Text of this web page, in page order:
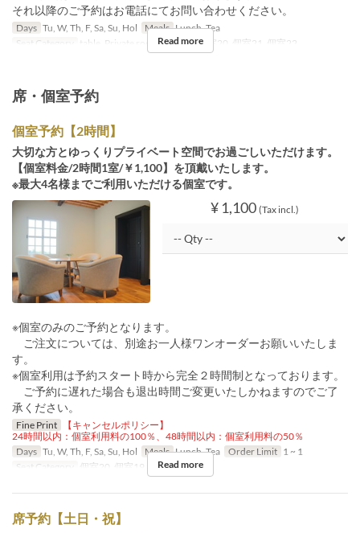
それ以降のご予約はお電話にてお問い合わせください。
Days Tu, W, Th, F, Sa, Su, Hol Meals Lunch, Tea
Seat Category
table, Private room, 個室19, 個室20, 個室21, 個室22
Read more
席・個室予約
個室予約【2時間】
大切な方とゆっくりプライベート空間でお過ごしいただけます。
【個室料金/2時間1室/￥1,100】を頂戴いたします。
※最大4名様までご利用いただける個室です。
¥ 1,100 (Tax incl.)
※個室のみのご予約となります。
ご注文については、別途お一人様ワンオーダーお願いいたしま
す。
※個室利用は予約スタート時から完全２時間制となっております。
ご予約に遅れた場合も退出時間ご変更いたしかねますのでご了
承ください。
Fine Print
【キャンセルポリシー】
24時間以内：個室利用料の100％、48時間以内：個室利用料の50％
Days Tu, W, Th, F, Sa, Su, Hol Meals Lunch, Tea Order Limit 1 ~ 1
Seat Category
個室20, 個室19, 個室21, 個室22
Read more
席予約【土日・祝】